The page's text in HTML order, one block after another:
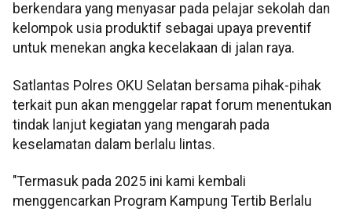
berkendara yang menyasar pada pelajar sekolah dan
kelompok usia produktif sebagai upaya preventif
untuk menekan angka kecelakaan di jalan raya.
Satlantas Polres OKU Selatan bersama pihak-pihak
terkait pun akan menggelar rapat forum menentukan
tindak lanjut kegiatan yang mengarah pada
keselamatan dalam berlalu lintas.
"Termasuk pada 2025 ini kami kembali
menggencarkan Program Kampung Tertib Berlalu